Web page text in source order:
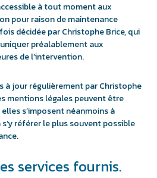
à tout moment aux
pour raison de maintenance
décidée par Christophe Brice, qui
préalablement aux
de l’intervention.
à jour régulièrement par Christophe
mentions légales peuvent être
s’imposent néanmoins à
référer le plus souvent possible
services fournis.